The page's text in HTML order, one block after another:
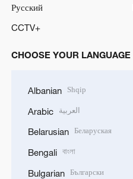
Русский
CCTV+
CHOOSE YOUR LANGUAGE
Albanian Shqip
Arabic العربية
Belarusian Беларуская
Bengali বাংলা
Bulgarian Български